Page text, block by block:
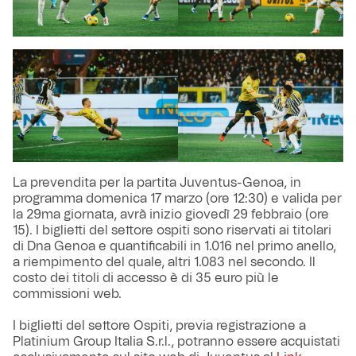
La prevendita per la partita Juventus-Genoa, in
programma domenica 17 marzo (ore 12:30) e valida per
la 29ma giornata, avrà inizio giovedì 29 febbraio (ore
15). I biglietti del settore ospiti sono riservati ai titolari
di Dna Genoa e quantificabili in 1.016 nel primo anello,
a riempimento del quale, altri 1.083 nel secondo. Il
costo dei titoli di accesso è di 35 euro più le
commissioni web.
I biglietti del settore Ospiti, previa registrazione a
Platinium Group Italia S.r.l., potranno essere acquistati